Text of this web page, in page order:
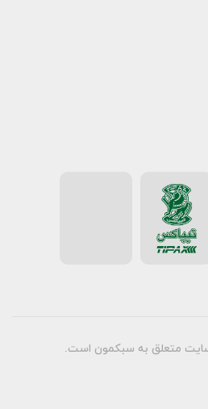
متعلق به سبکمون است.